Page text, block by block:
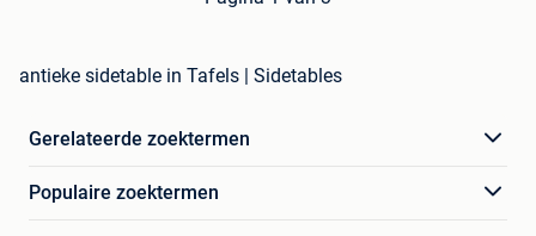
antieke sidetable in Tafels | Sidetables
Gerelateerde zoektermen
Populaire zoektermen